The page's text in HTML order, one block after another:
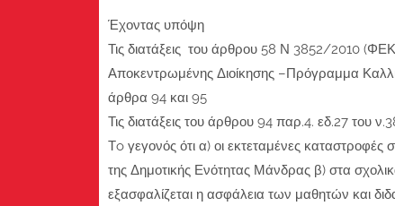
Έχοντας υπόψη
Τις διατάξεις του άρθρου 58 Ν 3852/2010 (ΦΕΚ
Αποκεντρωμένης Διοίκησης –Πρόγραμμα
άρθρα 94 και 95
Τις διατάξεις του άρθρου 94 παρ.4. εδ.27 του
Τo γεγονός ότι α) οι εκτεταμένες
της Δημοτικής Ενότητας Μάνδρας β) στα
εξασφαλίζεται η ασφάλεια των μαθητών και